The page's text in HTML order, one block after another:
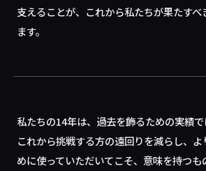
支えることが、これから私たちが果たす
ます。
私たちの14年は、過去を飾るための実績で
これから挑戦する方の遠回りを減らし、
めに使っていただいてこそ、意味を持つも